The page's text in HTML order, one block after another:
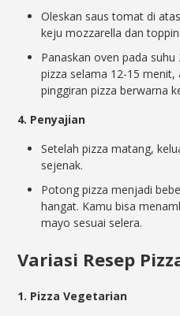
Oleskan saus tomat di
keju mozzarella dan
Panaskan oven pada suhu
pizza selama 12-15
pinggiran pizza berwarna
4. Penyajian
Setelah pizza matang,
sejenak.
Potong pizza menjadi
hangat. Kamu bisa
mayo sesuai selera.
Variasi Resep
1. Pizza Vegetarian